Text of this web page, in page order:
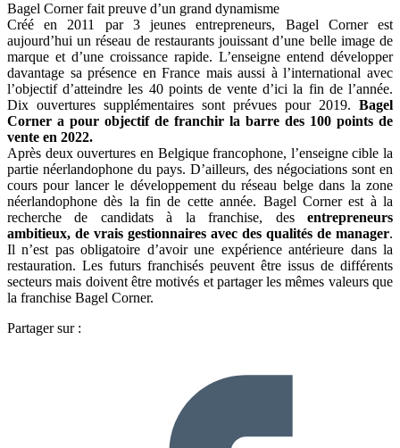
Bagel Corner fait preuve d’un grand dynamisme
Créé en 2011 par 3 jeunes entrepreneurs, Bagel Corner est
aujourd’hui un réseau de restaurants jouissant d’une belle image de
marque et d’une croissance rapide. L’enseigne entend développer
davantage sa présence en France mais aussi à l’international avec
l’objectif d’atteindre les 40 points de vente d’ici la fin de l’année.
Dix ouvertures supplémentaires sont prévues pour 2019. Bagel
Corner a pour objectif de franchir la barre des 100 points de
vente en 2022.
Après deux ouvertures en Belgique francophone, l’enseigne cible la
partie néerlandophone du pays. D’ailleurs, des négociations sont en
cours pour lancer le développement du réseau belge dans la zone
néerlandophone dès la fin de cette année. Bagel Corner est à la
recherche de candidats à la franchise, des entrepreneurs
ambitieux, de vrais gestionnaires avec des qualités de manager.
Il n’est pas obligatoire d’avoir une expérience antérieure dans la
restauration. Les futurs franchisés peuvent être issus de différents
secteurs mais doivent être motivés et partager les mêmes valeurs que
la franchise Bagel Corner.
Partager sur :